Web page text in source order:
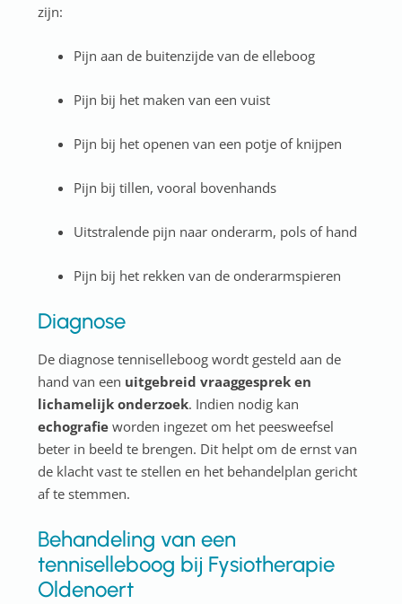
zijn:
Pijn aan de buitenzijde van de elleboog
Pijn bij het maken van een vuist
Pijn bij het openen van een potje of knijpen
Pijn bij tillen, vooral bovenhands
Uitstralende pijn naar onderarm, pols of hand
Pijn bij het rekken van de onderarmspieren
Diagnose
De diagnose tenniselleboog wordt gesteld aan de
hand van een uitgebreid vraaggesprek en
lichamelijk onderzoek. Indien nodig kan
echografie worden ingezet om het peesweefsel
beter in beeld te brengen. Dit helpt om de ernst van
de klacht vast te stellen en het behandelplan gericht
af te stemmen.
Behandeling van een
tenniselleboog bij Fysiotherapie
Oldenoert